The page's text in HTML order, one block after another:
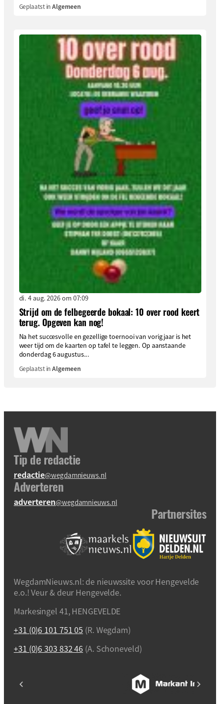
Geplaatst inAlgemeen
di. 4 aug. 2026 om 07:09
Strijd om de felbegeerde bokaal: 10 over rood keert
terug. Opgeven kan nog!
Na het succesvolle en gezellige toernooi van vorig jaar is het
weer tijd om de kaarten op tafel te leggen. Op aanstaande
donderdag 6 augustus...
Geplaatst inAlgemeen
Tip de redactie
redactie@wegdamnieuws.nl
Adverteren
adverteren@wegdamnieuws.nl
Partnersites
WegdamNieuws.nl: de nieuwssite voor Hengevelde
e.o.! Veur & deur Hengevelde.
Markesingel 41, HENGEVELDE
+31 (0)6 101 751 05 (R. Wegdam)
+31 (0)6 303 832 46 (A. Schoneveld)